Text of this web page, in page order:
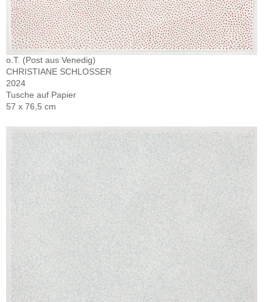
o.T. (Post aus Venedig)
CHRISTIANE SCHLOSSER
2024
Tusche auf Papier
57 x 76,5 cm